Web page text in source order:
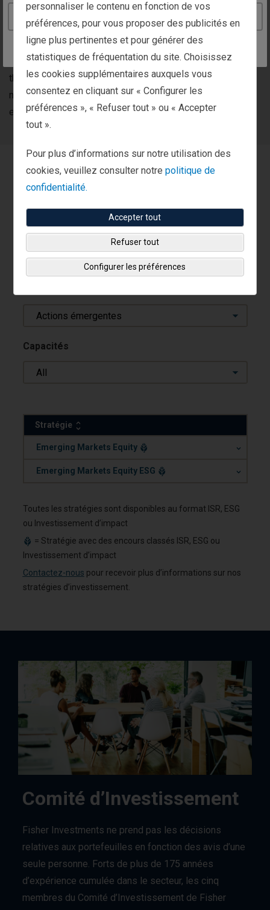
Continue to the France website
certains pays et secteurs/industries. Elles sont gérées par
le Comité d’Investissement de la société. Le CI est épaulé
par les équipes de recherche sur les marchés de capitaux
et les valeurs mobilières. Ensemble, ils définissent les
thèmes macroéconomiques, pays, secteurs et titres qui, à
nos yeux, ont le plus de chances de générer un rendement
excédentaire.
Trouver une stratégie
d’investissement
Rechercher des stratégies
Actions émergentes
Capacités
All
Stratégie
Emerging Markets Equity .
Emerging Markets Equity ESG .
Toutes les stratégies sont disponibles au format ISR, ESG
ou Investissement d’impact
= Stratégie avec des encours classés ISR, ESG ou
Investissement d’impact
Contactez-nous pour recevoir plus d’informations sur nos
stratégies d’investissement.
Comité d’Investissement
Fisher Investments ne prend pas les décisions
relatives aux portefeuilles en fonction des avis d’une
seule personne. Forts de plus de 175 années
d’expérience cumulée dans le secteur, les cinq
membres du Comité d’Investissement de Fisher
personnaliser le contenu en fonction de vos
préférences, pour vous proposer des publicités en
ligne plus pertinentes et pour générer des
statistiques de fréquentation du site. Choisissez
les cookies supplémentaires auxquels vous
consentez en cliquant sur « Configurer les
préférences », « Refuser tout » ou « Accepter
tout ».
Pour plus d’informations sur notre utilisation des
cookies, veuillez consulter notrepolitique de
confidentialité.
Accepter tout
Refuser tout
Configurer les préférences